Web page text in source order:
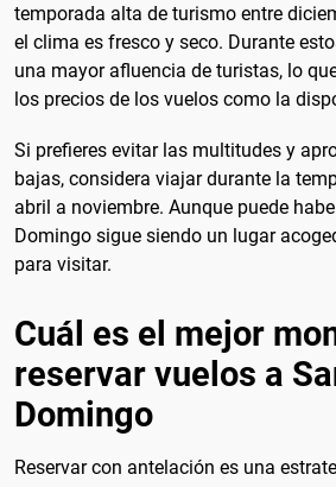
temporada alta de turismo entre
el clima es fresco y seco. Durante
una mayor afluencia de turistas, lo
los precios de los vuelos como la
Si prefieres evitar las multitudes y
bajas, considera viajar durante la
abril a noviembre. Aunque puede
Domingo sigue siendo un lugar
para visitar.
Cuál es el mejor
reservar vuelos a
Domingo
Reservar con antelación es una